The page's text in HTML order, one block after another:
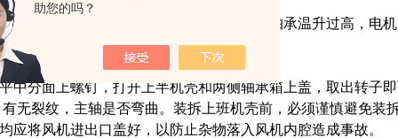
助您的吗？
内部有无异常声响，漏油，异常的振动或轴承温升过高，电
。
中分面上螺钉，打开上半机壳和两侧轴承箱上盖，取出转子
无裂纹，主轴是否弯曲。装拆上班机壳前，必须谨慎避免装
应将风机进出口盖好，以防止杂物落入风机内腔造成事故。